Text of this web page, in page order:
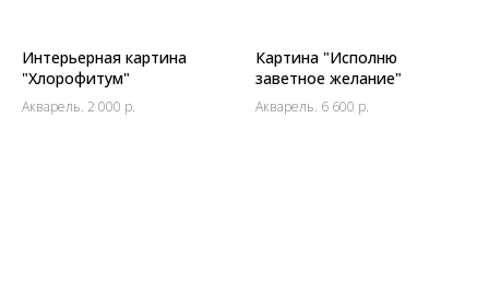
Интерьерная картина
"Хлорофитум"
Акварель. 2 000 р.
Картина "Исполню
заветное желание"
Акварель. 6 600 р.